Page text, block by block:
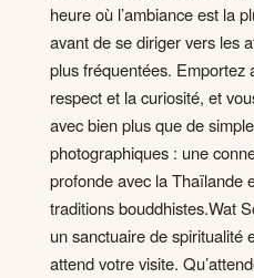
heure où l’ambiance est la
avant de se diriger vers les
plus fréquentées. Emportez
respect et la curiosité, et
avec bien plus que de
photographiques : une
profonde avec la Thaïlande
traditions bouddhistes.Wat
un sanctuaire de spiritualité
attend votre visite.